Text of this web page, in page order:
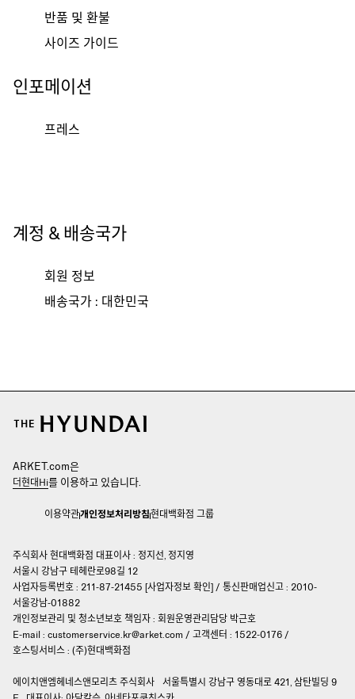
반품 및 환불
사이즈 가이드
인포메이션
프레스
계정 & 배송국가
회원 정보
배송국가 : 대한민국
ARKET.com은
더현대Hi를 이용하고 있습니다.
이용약관개인정보처리방침현대백화점 그룹
주식회사 현대백화점 대표이사 : 정지선, 정지영
서울시 강남구 테헤란로98길 12
사업자등록번호 : 211-87-21455 [사업자정보 확인] / 통신판매업신고 : 2010-
서울강남-01882
개인정보관리 및 청소년보호 책임자 : 회원운영관리담당 박근호
E-mail : customerservice.kr@arket.com / 고객센터 : 1522-0176 /
호스팅서비스 : (주)현대백화점
에이치앤엠헤네스앤모리츠 주식회사
서울특별시 강남구 영동대로 421, 삼탄빌딩 9